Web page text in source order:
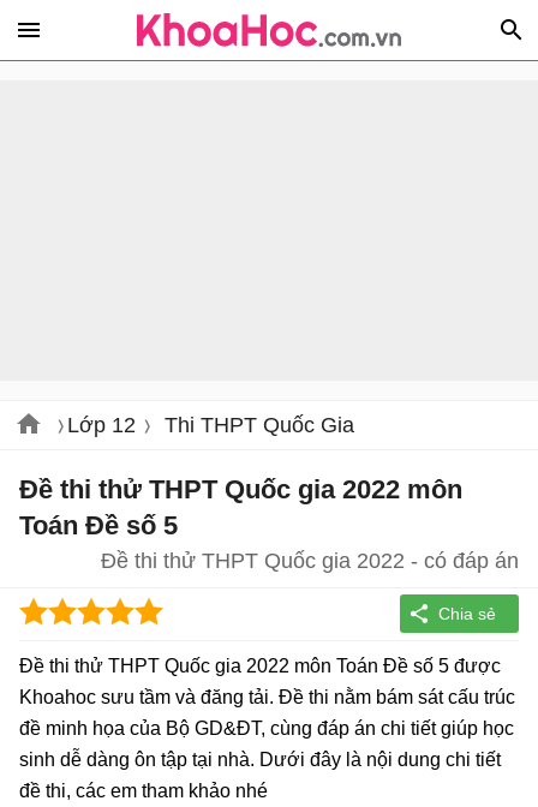
Lớp 12 Thi THPT Quốc Gia
Đề thi thử THPT Quốc gia 2022 môn
Toán Đề số 5
Đề thi thử THPT Quốc gia 2022 - có đáp án
Đề thi thử THPT Quốc gia 2022 môn Toán Đề số 5 được
Khoahoc sưu tầm và đăng tải. Đề thi nằm bám sát cấu trúc
đề minh họa của Bộ GD&ĐT, cùng đáp án chi tiết giúp học
sinh dễ dàng ôn tập tại nhà. Dưới đây là nội dung chi tiết
đề thi, các em tham khảo nhé